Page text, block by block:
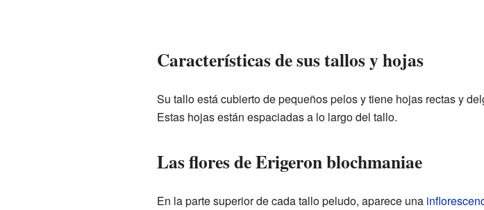
Características de sus tallos y hojas
Su tallo está cubierto de pequeños pelos y tiene hojas rectas y
Estas hojas están espaciadas a lo largo del tallo.
Las flores de Erigeron blochmaniae
En la parte superior de cada tallo peludo, aparece una